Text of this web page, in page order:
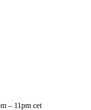
– 11pm cet